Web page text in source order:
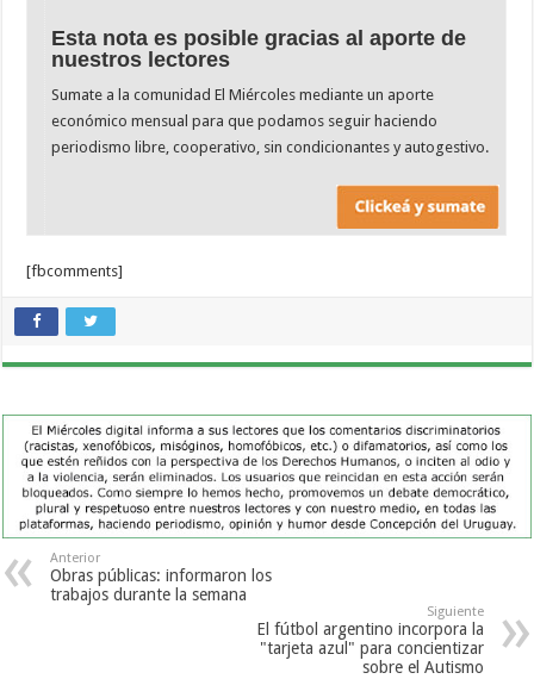
Esta nota es posible gracias al aporte de
nuestros lectores
Sumate a la comunidad El Miércoles mediante un aporte
económico mensual para que podamos seguir haciendo
periodismo libre, cooperativo, sin condicionantes y autogestivo.
[fbcomments]
Anterior
Obras públicas: informaron los
trabajos durante la semana
Siguiente
El fútbol argentino incorpora la
"tarjeta azul" para concientizar
sobre el Autismo